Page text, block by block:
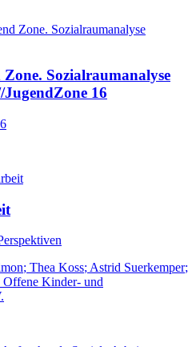
Sozialraumanalyse
JugendZone 16
; Thea Koss; Astrid Suerkemper;
Kinder- und